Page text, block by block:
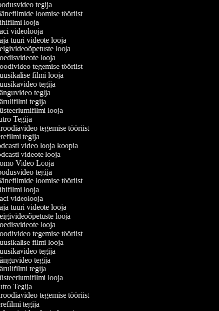
tegija
loomise tööriist
looja
videolooja
tuuri videote looja
looja
looja
tegemise tööriist
filmi looja
tegija
tegija
tegija
looja
Tegija
tegemise tööriist
tegija
video looja koopia
videote looja
Video Looja
tegija
loomise tööriist
looja
videolooja
tuuri videote looja
looja
looja
tegemise tööriist
filmi looja
tegija
tegija
tegija
looja
Tegija
tegemise tööriist
tegija